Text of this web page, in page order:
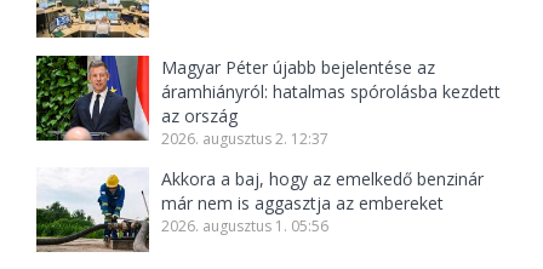
Magyar Péter újabb bejelentése az
áramhiányról: hatalmas spórolásba kezdett
az ország
2026. augusztus 2. 12:37
Akkora a baj, hogy az emelkedő benzinár
már nem is aggasztja az embereket
2026. augusztus 1. 05:56